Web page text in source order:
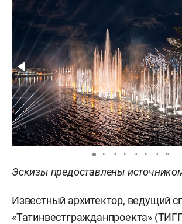
Эскизы предоставлены
Известный архитектор, ведущий
«Татинвестгражданпроекта»